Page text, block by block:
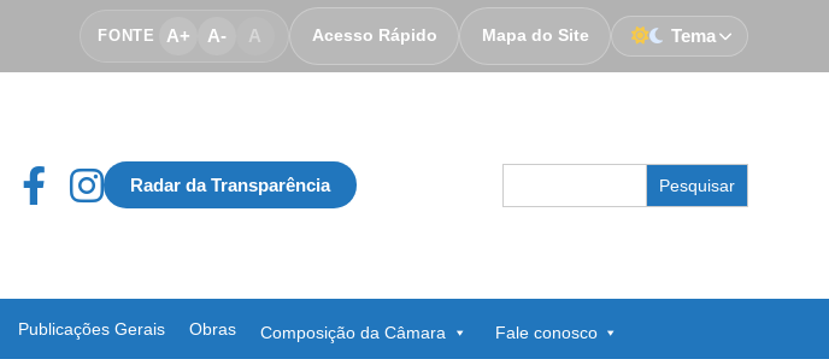
FONTE A+ A- A Acesso Rápido Mapa do Site Tema
Radar da Transparência
for:
Publicações Gerais Obras Composição da Câmara Fale conosco